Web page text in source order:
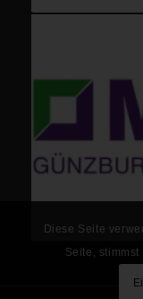
Diese Seite
Seite,